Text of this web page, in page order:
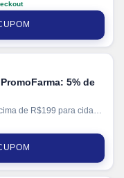
no cartão. Ganhe + 15%
via PIX.
5% de
de R$199 para cidade